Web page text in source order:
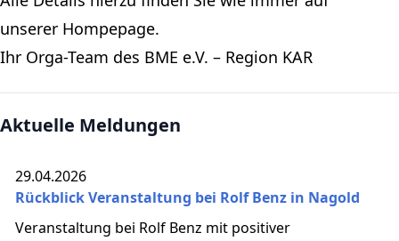
unserer Hompepage.
Ihr Orga-Team des BME e.V. – Region KAR
Aktuelle Meldungen
29.04.2026
Rückblick Veranstaltung bei Rolf Benz in Nagold
Veranstaltung bei Rolf Benz mit positiver